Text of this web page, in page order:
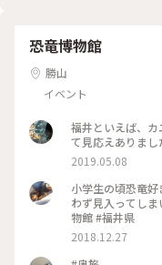
恐竜博物館
勝山
イベント
福井といえば、
2019.05.08
小学生の頃恐竜
わず見入ってし
物館 #福井県
2018.12.27